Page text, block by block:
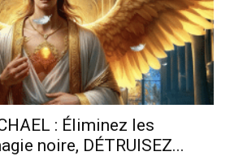
: Éliminez les
noire, DÉTRUISEZ...